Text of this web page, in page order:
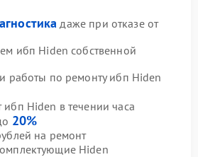
даже при отказе от
ибп Hiden собственной
работы по ремонту ибп Hiden
Hiden в течении часа
20%
на ремонт
Hiden